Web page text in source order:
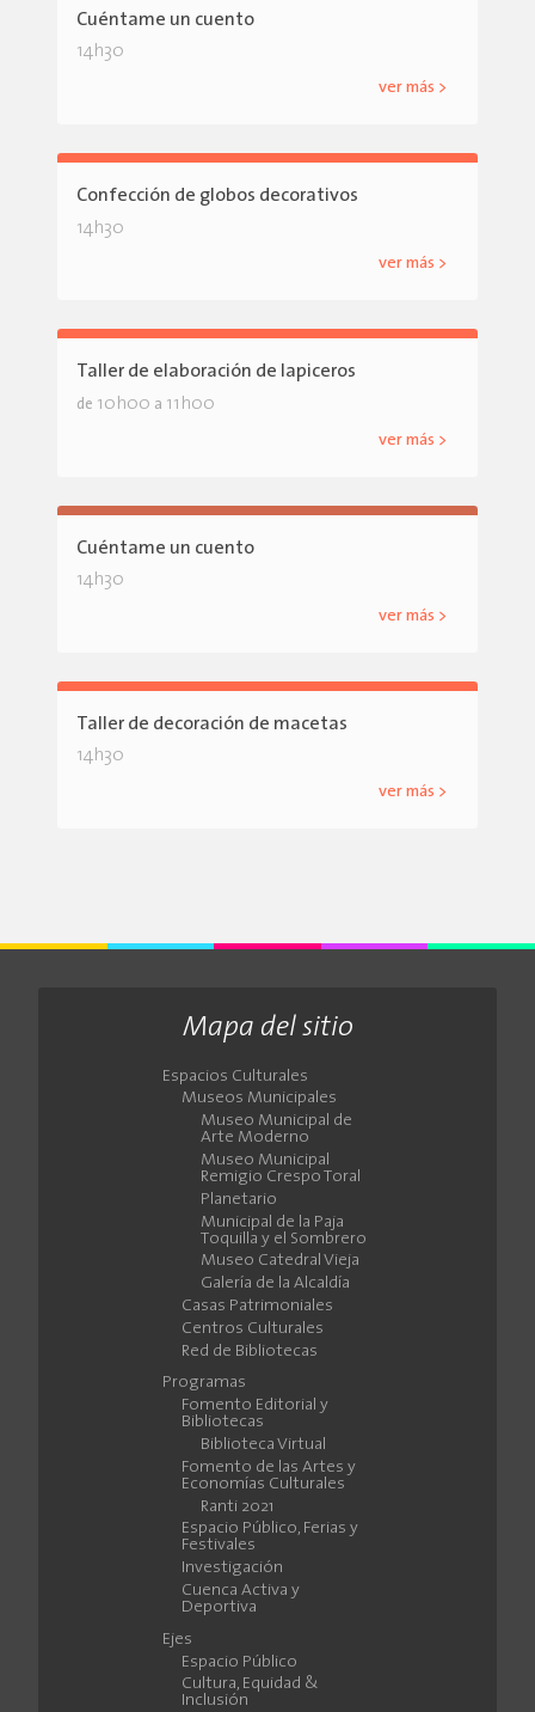
Cuéntame un cuento
14h30
ver más >
Confección de globos decorativos
14h30
ver más >
Taller de elaboración de lapiceros
de 10h00 a 11h00
ver más >
Cuéntame un cuento
14h30
ver más >
Taller de decoración de macetas
14h30
ver más >
Mapa del sitio
Espacios Culturales
Museos Municipales
Museo Municipal de
Arte Moderno
Museo Municipal
Remigio Crespo Toral
Planetario
Municipal de la Paja
Toquilla y el Sombrero
Museo Catedral Vieja
Galería de la Alcaldía
Casas Patrimoniales
Centros Culturales
Red de Bibliotecas
Programas
Fomento Editorial y
Bibliotecas
Biblioteca Virtual
Fomento de las Artes y
Economías Culturales
Ranti 2021
Espacio Público, Ferias y
Festivales
Investigación
Cuenca Activa y
Deportiva
Ejes
Espacio Público
Cultura, Equidad &
Inclusión